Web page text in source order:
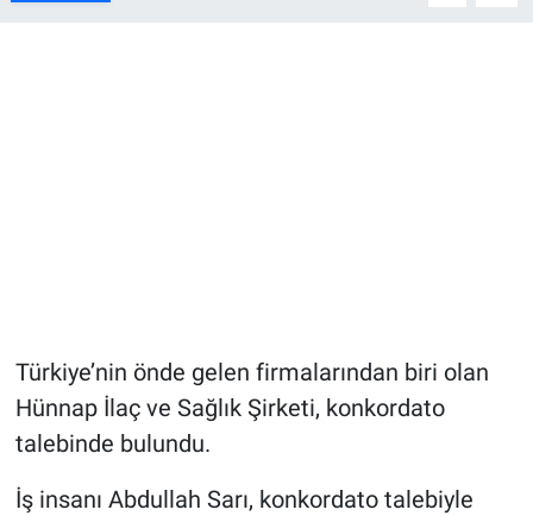
Türkiye’nin önde gelen firmalarından biri olan
Hünnap İlaç ve Sağlık Şirketi, konkordato
talebinde bulundu.
İş insanı Abdullah Sarı, konkordato talebiyle